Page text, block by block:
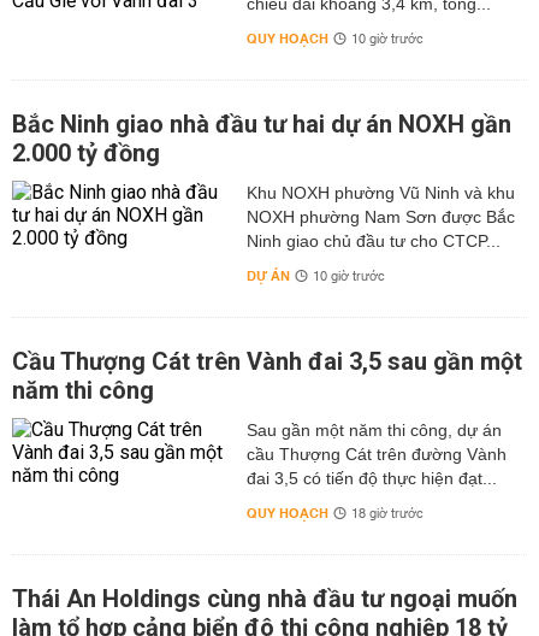
QUY HOẠCH 10 giờ trước
Bắc Ninh giao nhà đầu tư hai dự án NOXH gần
2.000 tỷ đồng
Khu NOXH phường Vũ Ninh và khu
NOXH phường Nam Sơn được Bắc
Ninh giao chủ đầu tư cho CTCP...
DỰ ÁN 10 giờ trước
Cầu Thượng Cát trên Vành đai 3,5 sau gần một
năm thi công
Sau gần một năm thi công, dự án
cầu Thượng Cát trên đường Vành
đai 3,5 có tiến độ thực hiện đạt...
QUY HOẠCH 18 giờ trước
Thái An Holdings cùng nhà đầu tư ngoại muốn
làm tổ hợp cảng biển đô thị công nghiệp 18 tỷ